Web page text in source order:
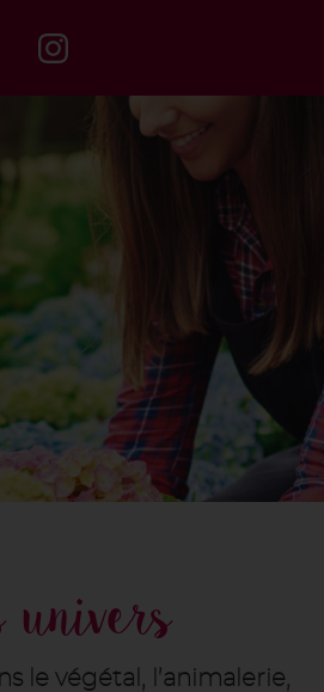
univers
le végétal, l’animalerie,